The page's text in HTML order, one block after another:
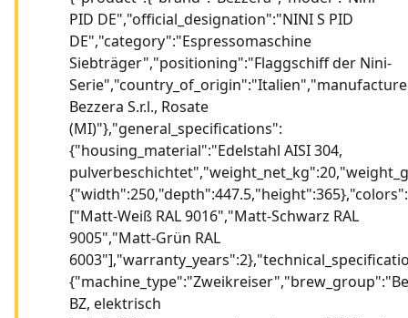
PID DE","official_designation":"NINI S PID
DE","category":"Espressomaschine
Siebträger","positioning":"Flaggschiff der Nini-
Bezzera S.r.l., Rosate
(MI)"},"general_specifications":
{"housing_material":"Edelstahl AISI 304,
{"width":250,"depth":447.5,"height":365},"colors":
["Matt-Weiß RAL 9016","Matt-Schwarz RAL
9005","Matt-Grün RAL
BZ, elektrisch